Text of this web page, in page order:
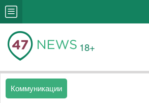
18+
Коммуникации